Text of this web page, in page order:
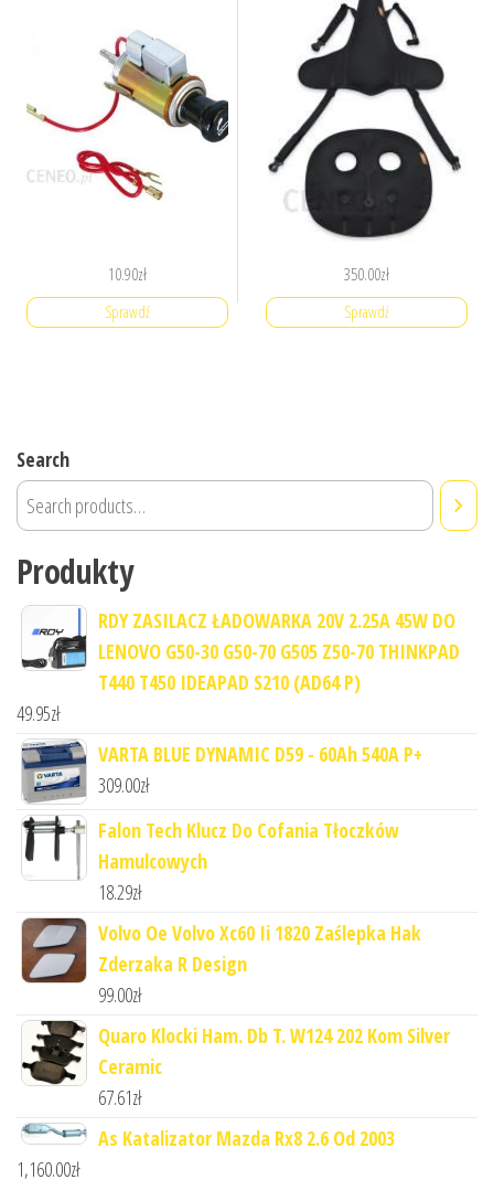
10.90zł
Sprawdź
350.00zł
Sprawdź
Search
Produkty
RDY ZASILACZ ŁADOWARKA 20V 2.25A 45W DO
LENOVO G50-30 G50-70 G505 Z50-70 THINKPAD
T440 T450 IDEAPAD S210 (AD64 P)
49.95zł
VARTA BLUE DYNAMIC D59 - 60Ah 540A P+
309.00zł
Falon Tech Klucz Do Cofania Tłoczków
Hamulcowych
18.29zł
Volvo Oe Volvo Xc60 Ii 1820 Zaślepka Hak
Zderzaka R Design
99.00zł
Quaro Klocki Ham. Db T. W124 202 Kom Silver
Ceramic
67.61zł
As Katalizator Mazda Rx8 2.6 Od 2003
1,160.00zł